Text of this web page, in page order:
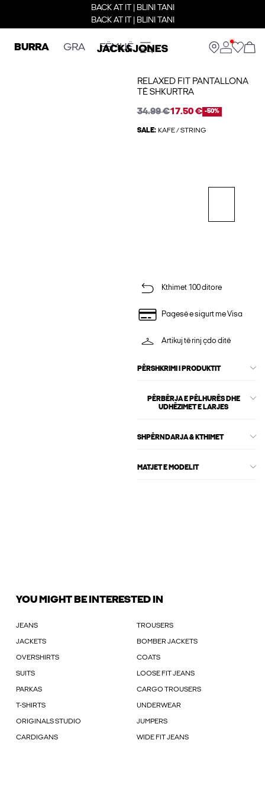
BACK AT IT | BLINI TANI
BACK AT IT | BLINI TANI
BURRA GRA FËMIJË
RELAXED FIT PANTALLONA
TË SHKURTRA
34.99 €17.50 € -50%
SALE: KAFE / STRING
Kthimet 100 ditore
Pagesë e sigurt me Visa
Artikuj të rinj çdo ditë
PËRSHKRIMI I PRODUKTIT
PËRBËRJA E PËLHURËS DHE
UDHËZIMET E LARJES
SHPËRNDARJA & KTHIMET
MATJET E MODELIT
YOU MIGHT BE INTERESTED IN
JEANS TROUSERS
JACKETS BOMBER JACKETS
OVERSHIRTS COATS
SUITS LOOSE FIT JEANS
PARKAS CARGO TROUSERS
T-SHIRTS UNDERWEAR
ORIGINALS STUDIO JUMPERS
CARDIGANS WIDE FIT JEANS